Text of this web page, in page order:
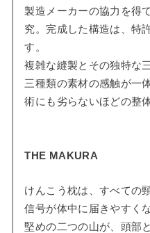
製造メーカーの協力を得
究。完成した構造は、特
す。
複雑な縫製とその独特な
三種類の素材の感触が一
術にも劣らないほどの整
THE MAKURA
けんこう枕は、すべての
信号が体中に届きやすく
堅めの二つの山が、頭部